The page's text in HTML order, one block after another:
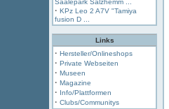
Saalepark Salzhemm ...
· KPz Leo 2 A7V "Tamiya
fusion D ...
Links
· Hersteller/Onlineshops
· Private Webseiten
· Museen
· Magazine
· Info/Plattformen
· Clubs/Communitys